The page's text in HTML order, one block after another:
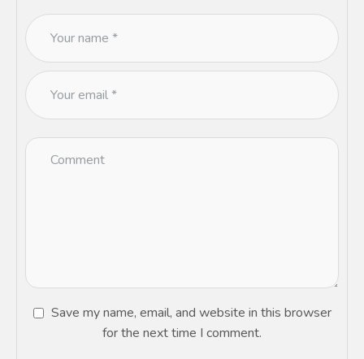
Save my name, email, and website in this browser
for the next time I comment.